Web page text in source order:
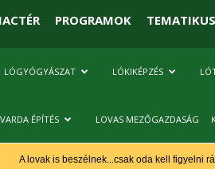
PROGRAMOK
LÓGYÓGYÁSZAT LÓKIKÉPZÉS
ÉPÍTÉS LOVAS MEZŐGAZDASÁG
A lovak is beszélnek...csak oda kell figyelni